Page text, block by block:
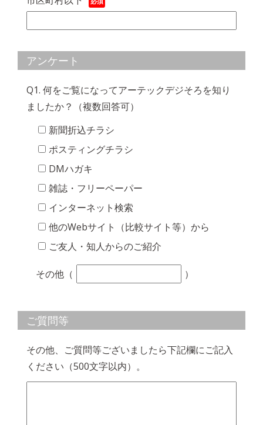
アンケート
Q1. 何をご覧になってアーテックデジそろを知り
ましたか？（複数回答可）
新聞折込チラシ
ポスティングチラシ
DMハガキ
雑誌・フリーペーパー
インターネット検索
他のWebサイト（比較サイト等）から
ご友人・知人からのご紹介
その他（ ）
ご質問等
その他、ご質問等ございましたら下記欄にご記入
ください（500文字以内）。